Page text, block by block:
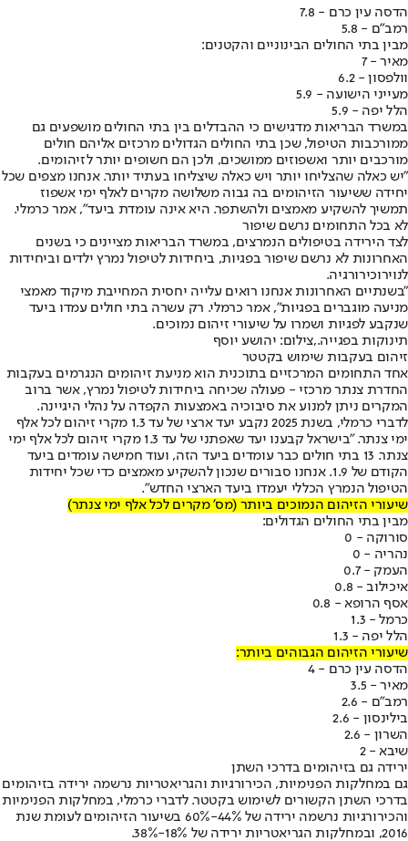
הדסה עין כרם - 7.8
רמב"ם - 5.8
מבין בתי החולים הבינוניים והקטנים:
מאיר - 7
וולפסון - 6.2
מעייני הישועה - 5.9
הלל יפה - 5.9
במשרד הבריאות מדגישים כי ההבדלים בין בתי החולים מושפעים גם
ממורכבות הטיפול, שכן בתי החולים הגדולים מרכזים אליהם חולים
מורכבים יותר ואשפוזים ממושכים, ולכן הם חשופים יותר לזיהומים.
"יש כאלה שהצליחו יותר ויש כאלה שיצליחו בעתיד יותר. אנחנו מצפים שכל
יחידה ששיעור הזיהומים בה גבוה משלושה מקרים לאלף ימי אשפוז
תמשיך להשקיע מאמצים ולהשתפר. היא אינה עומדת ביעד", אמר כרמלי.
לא בכל התחומים נרשם שיפור
לצד הירידה בטיפולים הנמרצים, במשרד הבריאות מציינים כי בשנים
האחרונות לא נרשם שיפור בפגיות, ביחידות לטיפול נמרץ ילדים וביחידות
לנוירוכירורגיה.
"בשנתיים האחרונות אנחנו רואים עלייה יחסית המחייבת מיקוד מאמצי
מניעה מוגברים בפגיות", אמר כרמלי. רק עשרה בתי חולים עמדו ביעד
שנקבע לפגיות ושמרו על שיעורי זיהום נמוכים.
תינוקות בפגייה.,צילום: יהושע יוסף
זיהום בעקבות שימוש בקטטר
אחד התחומים המרכזיים בתוכנית הוא מניעת זיהומים הנגרמים בעקבות
החדרת צנתר מרכזי - פעולה שכיחה ביחידות לטיפול נמרץ, אשר ברוב
המקרים ניתן למנוע את סיבוכיה באמצעות הקפדה על נהלי היגיינה.
לדברי כרמלי, בשנת 2025 נקבע יעד ארצי של עד 1.3 מקרי זיהום לכל אלף
ימי צנתר. "בישראל קבענו יעד שאפתני של עד 1.3 מקרי זיהום לכל אלף ימי
צנתר. 13 בתי חולים כבר עומדים ביעד הזה, ועוד חמישה עומדים ביעד
הקודם של 1.9. אנחנו סבורים שנכון להשקיע מאמצים כדי שכל יחידות
הטיפול הנמרץ הכללי יעמדו ביעד הארצי החדש".
שיעורי הזיהום הנמוכים ביותר (מס' מקרים לכל אלף ימי צנתר)
מבין בתי החולים הגדולים:
סורוקה - 0
נהריה - 0
העמק - 0.7
איכילוב - 0.8
אסף הרופא - 0.8
כרמל - 1.3
הלל יפה - 1.3
שיעורי הזיהום הגבוהים ביותר:
הדסה עין כרם - 4
מאיר - 3.5
רמב"ם - 2.6
בילינסון - 2.6
השרון - 2.6
שיבא - 2
ירידה גם בזיהומים בדרכי השתן
גם במחלקות הפנימיות, הכירורגיות והגריאטריות נרשמה ירידה בזיהומים
בדרכי השתן הקשורים לשימוש בקטטר. לדברי כרמלי, במחלקות הפנימיות
והכירורגיות נרשמה ירידה של 44%-60% בשיעור הזיהומים לעומת שנת
2016, ובמחלקות הגריאטריות ירידה של 18%-38%.